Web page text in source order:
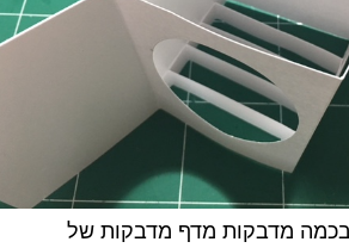
מדבקות מדף מדבקות של